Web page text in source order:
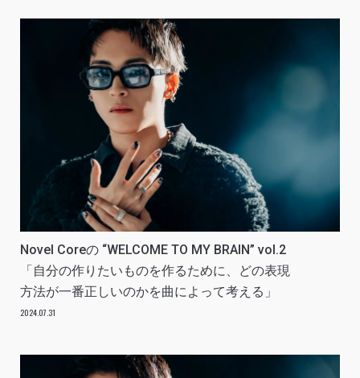
Novel Coreの “WELCOME TO MY BRAIN” vol.2
「自分の作りたいものを作るために、どの表現
方法が一番正しいのかを曲によって考える」
2024.07.31